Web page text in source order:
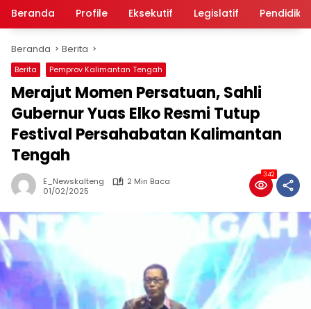
Beranda
Profile Eksekutif Legislatif
Beranda Berita
Berita Pemprov Kalimantan Tengah
Merajut Momen Persatuan, Sahli
Gubernur Yuas Elko Resmi Tutup
Festival Persahabatan Kalimantan
Tengah
E_Newskalteng
2 Min Baca
01/02/2025
342